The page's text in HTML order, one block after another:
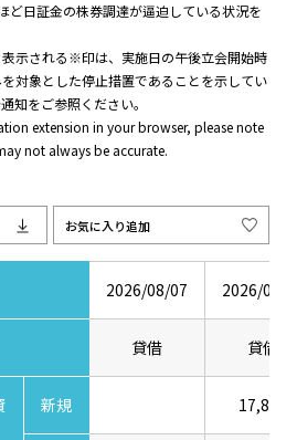
ど日証金の株券調達が逼迫している状況を
示される※印は、実施日の午後立会開始時
対象とした停止措置であることを示してい
知をご参照ください。
extension in your browser, please note
not always be accurate.
お気に入り追加
2026/08/07 2026/08/
貸借 貸借
新規 17,800